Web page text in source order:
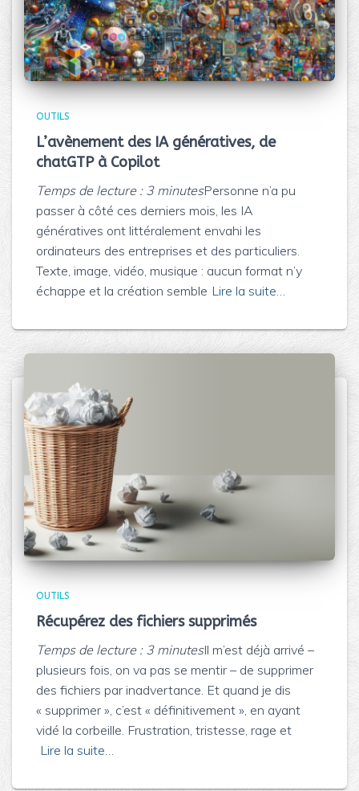
OUTILS
L’avènement des IA génératives, de
chatGTP à Copilot
Temps de lecture : 3 minutesPersonne n’a pu
passer à côté ces derniers mois, les IA
génératives ont littéralement envahi les
ordinateurs des entreprises et des particuliers.
Texte, image, vidéo, musique : aucun format n’y
échappe et la création semble Lire la suite…
OUTILS
Récupérez des fichiers supprimés
Temps de lecture : 3 minutesIl m’est déjà arrivé –
plusieurs fois, on va pas se mentir – de supprimer
des fichiers par inadvertance. Et quand je dis
« supprimer », c’est « définitivement », en ayant
vidé la corbeille. Frustration, tristesse, rage et
Lire la suite…